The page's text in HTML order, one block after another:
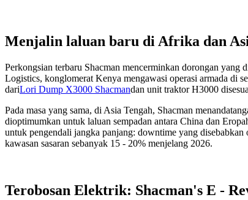
Menjalin laluan baru di Afrika dan
Perkongsian terbaru Shacman mencerminkan dorongan
Logistics, konglomerat Kenya mengawasi operasi armada di
dariLori Dump X3000 Shacmandan unit traktor H3000
Pada masa yang sama, di Asia Tengah, Shacman
dioptimumkan untuk laluan sempadan antara China dan
untuk pengendali jangka panjang: downtime yang
kawasan sasaran sebanyak 15 - 20% menjelang 2026.
Terobosan Elektrik: Shacman's E -